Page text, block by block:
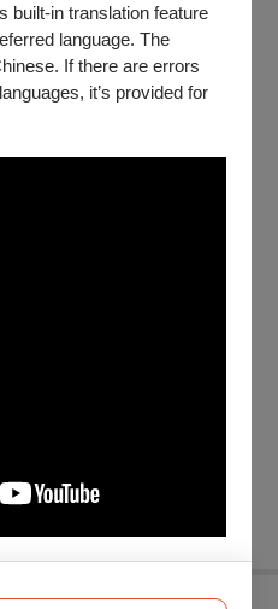
built-in translation feature
language. The
If there are errors
it’s provided for
13:00 起，至 8/25（日）
以上長者可享 5 折優待，入
，陪同者與身障者需同時入
城、統領威秀影城、中壢光
。
演前 30 分鐘起，至末場開
長者或持身心障礙身份手冊
時請出示相關證明，否則須補
桃園電影節期間，於 SBC 星
壢光影電影館之放映場次。